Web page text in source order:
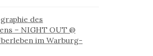
des
– NIGHT OUT @
im Warburg-